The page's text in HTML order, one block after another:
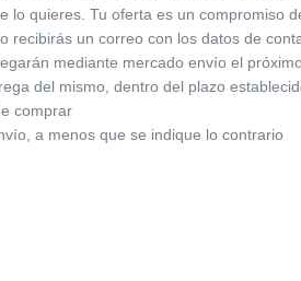
lo quieres. Tu oferta es un
recibirás un correo con los datos de
mediante mercado envío el
del mismo, dentro del plazo
comprar
a menos que se indique lo contrario